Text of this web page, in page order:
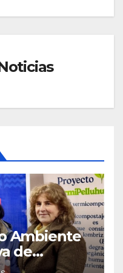
Ambiente
de